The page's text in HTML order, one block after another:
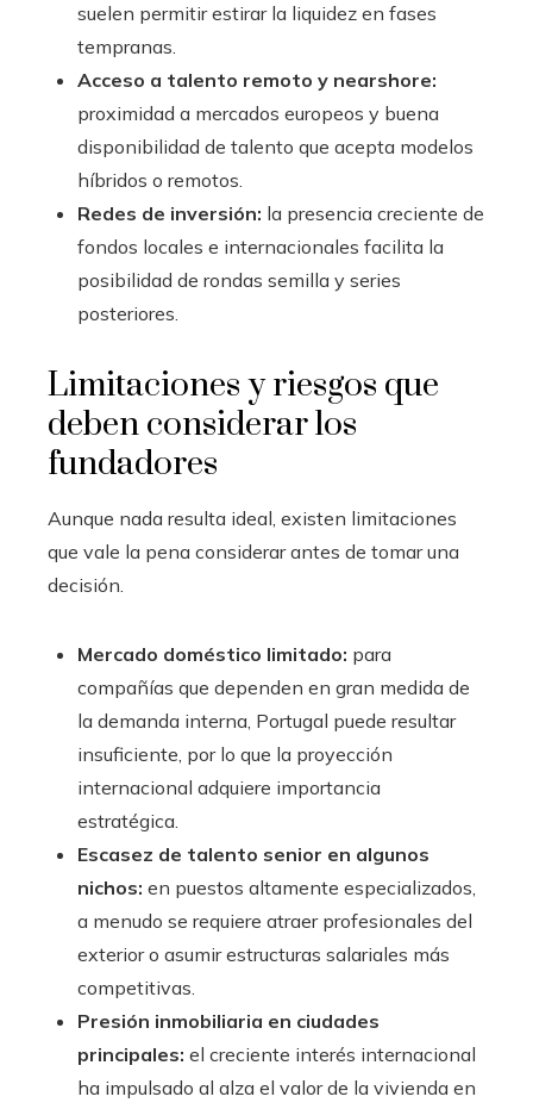
suelen permitir estirar la liquidez en fases
tempranas.
Acceso a talento remoto y nearshore:
proximidad a mercados europeos y buena
disponibilidad de talento que acepta modelos
híbridos o remotos.
Redes de inversión: la presencia creciente de
fondos locales e internacionales facilita la
posibilidad de rondas semilla y series
posteriores.
Limitaciones y riesgos que
deben considerar los
fundadores
Aunque nada resulta ideal, existen limitaciones
que vale la pena considerar antes de tomar una
decisión.
Mercado doméstico limitado: para
compañías que dependen en gran medida de
la demanda interna, Portugal puede resultar
insuficiente, por lo que la proyección
internacional adquiere importancia
estratégica.
Escasez de talento senior en algunos
nichos: en puestos altamente especializados,
a menudo se requiere atraer profesionales del
exterior o asumir estructuras salariales más
competitivas.
Presión inmobiliaria en ciudades
principales: el creciente interés internacional
ha impulsado al alza el valor de la vivienda en